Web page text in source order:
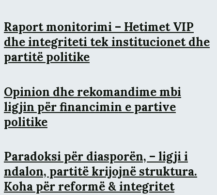
Raport monitorimi – Hetimet VIP
dhe integriteti tek institucionet dhe
partitë politike
Opinion dhe rekomandime mbi
ligjin për financimin e partive
politike
Paradoksi për diasporën, – ligji i
ndalon, partitë krijojnë struktura.
Koha për reformë & integritet